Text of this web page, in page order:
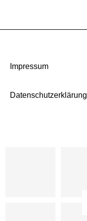
Impressum
Datenschutzerklärung